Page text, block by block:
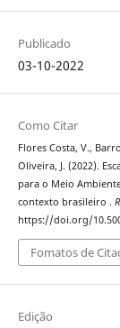
Publicado
03-10-2022
Como Citar
Flores Costa, V.,
Oliveira, J. (2022).
para o Meio
contexto brasileiro .
https://doi.org/
Fomatos de
Edição